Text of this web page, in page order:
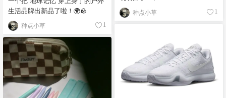
种点小草 1
生活品牌出新品了啦！🌍🪨
种点小草 1